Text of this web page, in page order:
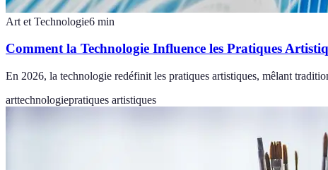
Art et Technologie6 min
Comment la Technologie Influence les Pratiques
En 2026, la technologie redéfinit les pratiques artistiques, mêlant
arttechnologiepratiques artistiques